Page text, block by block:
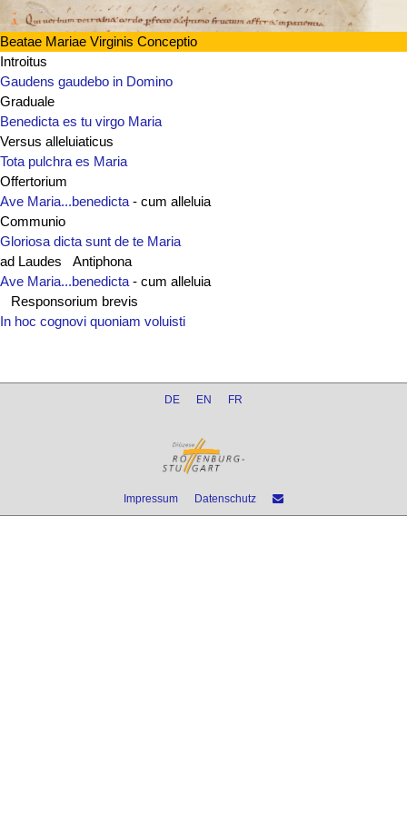
Beatae Mariae Virginis Conceptio
Introitus
Gaudens gaudebo in Domino
Graduale
Benedicta es tu virgo Maria
Versus alleluiaticus
Tota pulchra es Maria
Offertorium
Ave Maria...benedicta - cum alleluia
Communio
Gloriosa dicta sunt de te Maria
ad Laudes Antiphona
Ave Maria...benedicta - cum alleluia
Responsorium brevis
In hoc cognovi quoniam voluisti
DE EN FR
Impressum Datenschutz